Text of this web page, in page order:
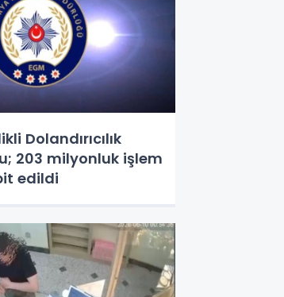
Dolandırıcılık
203 milyonluk işlem
edildi